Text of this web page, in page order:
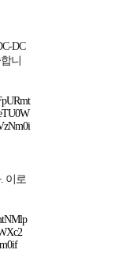
DC
니
이로